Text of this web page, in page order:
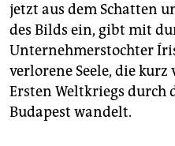
jetzt aus dem Schatten
des Bilds ein, gibt mit
Unternehmerstochter
verlorene Seele, die kurz
Ersten Weltkriegs durch
Budapest wandelt.